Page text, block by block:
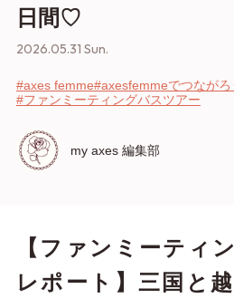
日間♡
2026.05.31 Sun.
#axes femme#axesfemmeでつながろ
#ファンミーティングバスツアー
my axes 編集部
【ファンミーティ
レポート】三国と